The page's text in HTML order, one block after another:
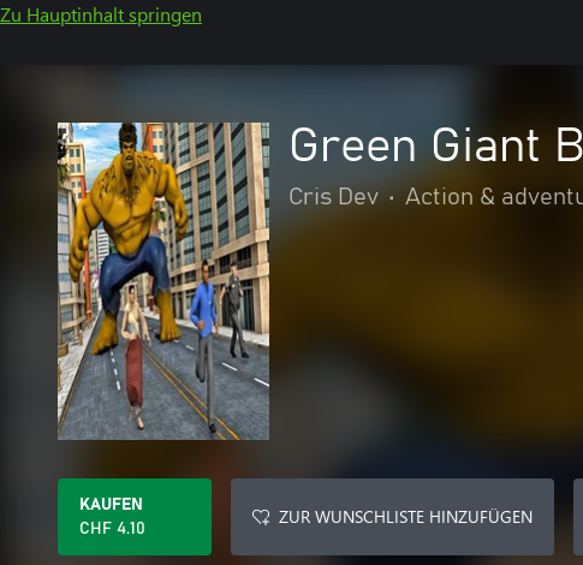
Zu Hauptinhalt springen
Green Giant
Cris Dev • Action &
KAUFEN
CHF 4.10
ZUR WUNSCHLISTE HINZUFÜGEN